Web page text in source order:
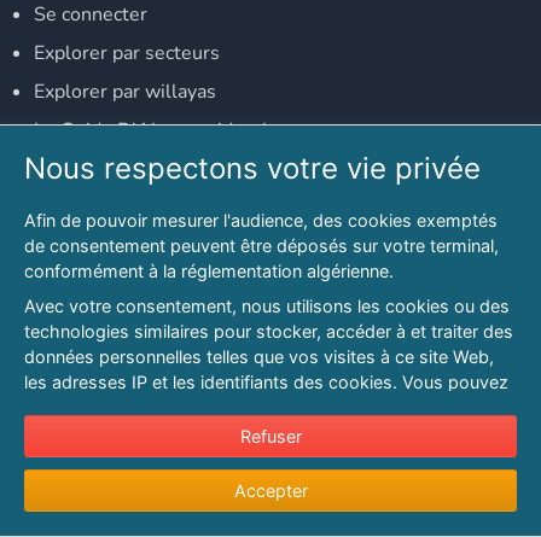
Se connecter
Explorer par secteurs
Explorer par willayas
Le Guide D'Alger, guide-alger.com
NOS RÉSEAUX SOCIAUX
Notre page Facebook
Notre page LinkedIn
Notre page Instagram
Notre page Twitter
© 2026 PAGESMAGHREB.COM. ALL RIGHTS RESERVED
Conditions générales d'utilisation
confidentialité|Protection de la vie privée|Politique de cookie
Nous respectons votre vie privée
Afin de pouvoir mesurer l'audience, des cookies exemptés
de consentement peuvent être déposés sur votre terminal,
conformément à la réglementation algérienne.
Avec votre consentement, nous utilisons les cookies ou des
technologies similaires pour stocker, accéder à et traiter des
données personnelles telles que vos visites à ce site Web,
les adresses IP et les identifiants des cookies. Vous pouvez
sur l'intérêt légitime à tout moment en cliquant sur « Refuser
».
Pour en savoir plus sur notre politique en matière de cookies
et pour ajuster vos préférences, veuillez consulter notre
Refuser
Accepter